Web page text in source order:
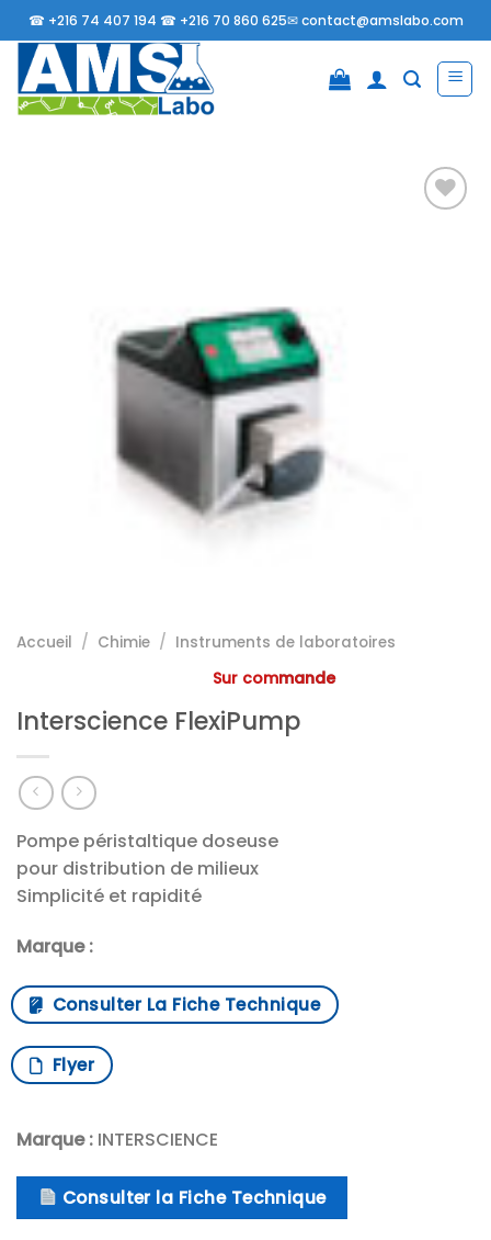
Passer
au
contenu
☎ +216 74 407 194 ☎ +216 70 860 625✉contact@amslabo.com
Accueil / Chimie / Instruments de laboratoires
Sur commande
Interscience FlexiPump
Pompe péristaltique doseuse
pour distribution de milieux
Simplicité et rapidité
Marque :
Consulter La Fiche Technique
Flyer
Marque : INTERSCIENCE
Consulter la Fiche Technique